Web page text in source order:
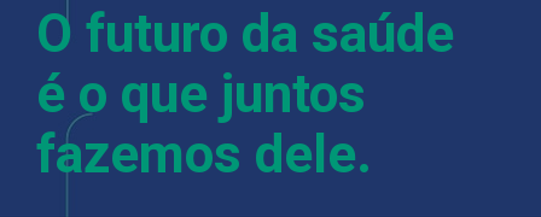
O futuro da saúde
é o que juntos
fazemos dele.